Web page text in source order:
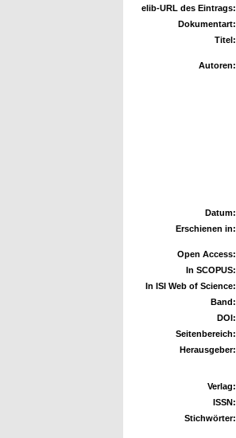
elib-URL des Eintrags:
Dokumentart:
Titel:
Autoren:
Datum:
Erschienen in:
Open Access:
In SCOPUS:
In ISI Web of Science:
Band:
DOI:
Seitenbereich:
Herausgeber:
Verlag:
ISSN:
Stichwörter: